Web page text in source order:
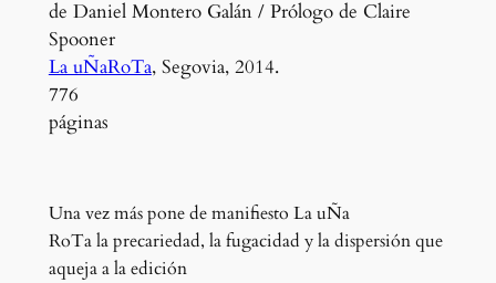
de Daniel Montero Galán / Prólogo de Claire
Spooner
La uÑaRoTa, Segovia, 2014.
776
páginas
Una vez más pone de manifiesto La uÑa
RoTa la precariedad, la fugacidad y la dispersión que
aqueja a la edición